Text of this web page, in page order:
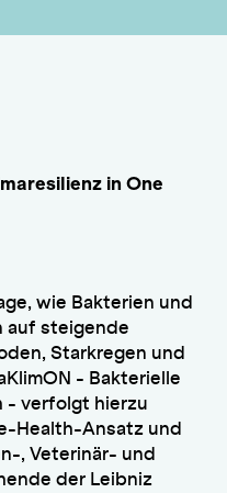
in One
wie Bakterien und
auf steigende
Starkregen und
- Bakterielle
- verfolgt hierzu
Health-Ansatz und
, Veterinär- und
der Leibniz